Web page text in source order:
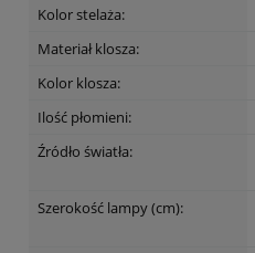
Dane techniczne
Kolor stelaża:
Materiał klosza:
Kolor klosza:
Ilość płomieni:
Źródło światła:
Szerokość lampy (cm):